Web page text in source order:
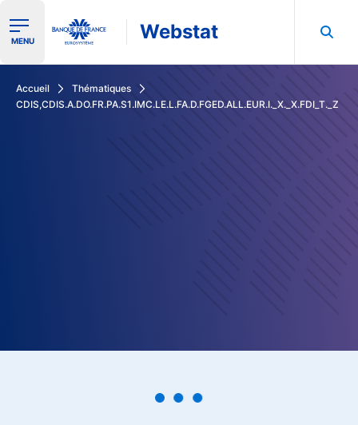
Ouvrir le menu de navigation
MENU Webstat
Accueil
Thématiques
CDIS,CDIS.A.DO.FR.PA.S1.IMC.LE.L.FA.D.FGED.ALL.EUR.I._X._X.FDI_T._Z